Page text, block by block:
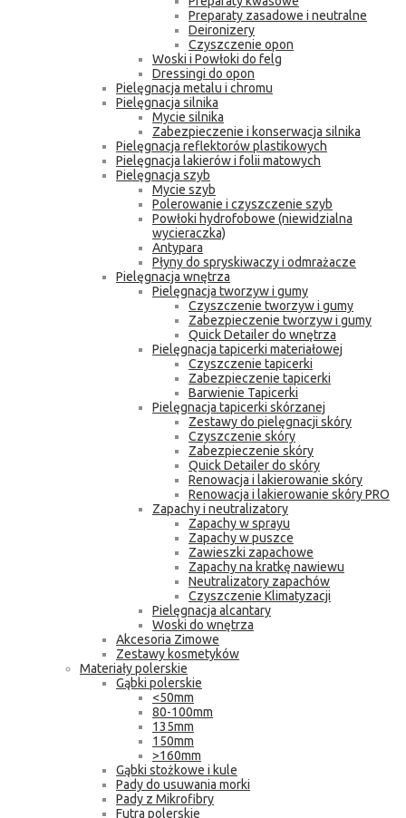
Preparaty zasadowe i neutralne
Deironizery
Czyszczenie opon
Woski i Powłoki do felg
Dressingi do opon
Pielęgnacja metalu i chromu
Pielęgnacja silnika
Mycie silnika
Zabezpieczenie i konserwacja silnika
Pielęgnacja reflektorów plastikowych
Pielęgnacja lakierów i folii matowych
Pielęgnacja szyb
Mycie szyb
Polerowanie i czyszczenie szyb
Powłoki hydrofobowe (niewidzialna
wycieraczka)
Antypara
Płyny do spryskiwaczy i odmrażacze
Pielęgnacja wnętrza
Pielęgnacja tworzyw i gumy
Czyszczenie tworzyw i gumy
Zabezpieczenie tworzyw i gumy
Quick Detailer do wnętrza
Pielęgnacja tapicerki materiałowej
Czyszczenie tapicerki
Zabezpieczenie tapicerki
Barwienie Tapicerki
Pielęgnacja tapicerki skórzanej
Zestawy do pielęgnacji skóry
Czyszczenie skóry
Zabezpieczenie skóry
Quick Detailer do skóry
Renowacja i lakierowanie skóry
Renowacja i lakierowanie skóry PRO
Zapachy i neutralizatory
Zapachy w sprayu
Zapachy w puszce
Zawieszki zapachowe
Zapachy na kratkę nawiewu
Neutralizatory zapachów
Czyszczenie Klimatyzacji
Pielęgnacja alcantary
Woski do wnętrza
Akcesoria Zimowe
Zestawy kosmetyków
Materiały polerskie
Gąbki polerskie
<50mm
80-100mm
135mm
150mm
>160mm
Gąbki stożkowe i kule
Pady do usuwania morki
Pady z Mikrofibry
Futra polerskie